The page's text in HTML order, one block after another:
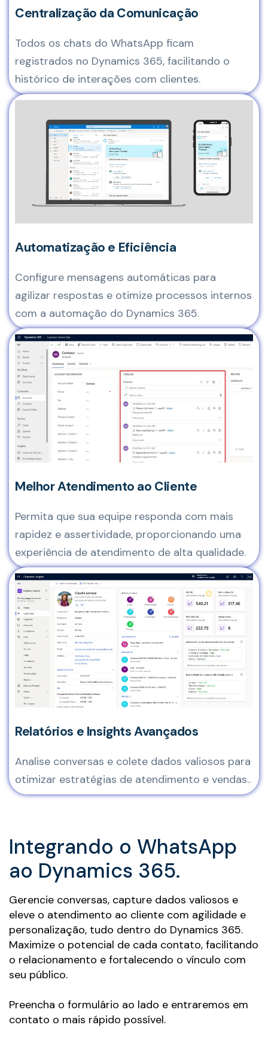
Centralização da Comunicação
Todos os chats do WhatsApp ficam
registrados no Dynamics 365, facilitando o
histórico de interações com clientes.
Automatização e Eficiência
Configure mensagens automáticas para
agilizar respostas e otimize processos internos
com a automação do Dynamics 365.
Melhor Atendimento ao Cliente
Permita que sua equipe responda com mais
rapidez e assertividade, proporcionando uma
experiência de atendimento de alta qualidade.
Relatórios e Insights Avançados
Analise conversas e colete dados valiosos para
otimizar estratégias de atendimento e vendas..
Integrando o WhatsApp
ao Dynamics 365.
Gerencie conversas, capture dados valiosos e
eleve o atendimento ao cliente com agilidade e
personalização, tudo dentro do Dynamics 365.
Maximize o potencial de cada contato, facilitando
o relacionamento e fortalecendo o vínculo com
seu público.
Preencha o formulário ao lado e entraremos em
contato o mais rápido possível.